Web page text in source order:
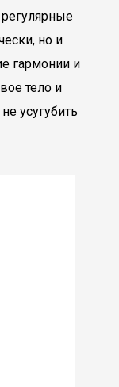
но и
гармонии и
тело и
усугубить